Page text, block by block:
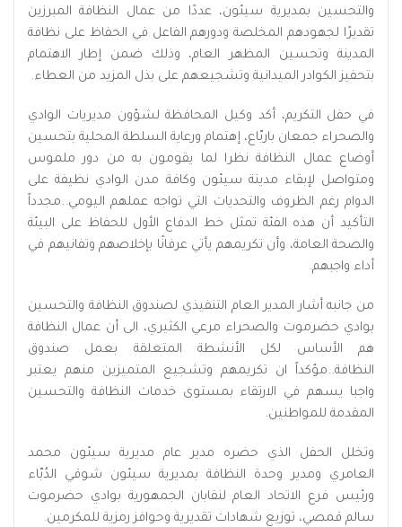
والتحسين بمديرية سيئون، عددًا من عمال النظافة المبرزين
تقديرًا لجهودهم المخلصة ودورهم الفاعل في الحفاظ على نظافة
المدينة وتحسين المظهر العام، وذلك ضمن إطار الاهتمام
بتحفيز الكوادر الميدانية وتشجيعهم على بذل المزيد من العطاء.
في حفل التكريم، أكد وكيل المحافظة لشؤون مديريات الوادي
والصحراء جمعان باربّاع، إهتمام ورعاية السلطة المحلية بتحسين
أوضاع عمال النظافة نظرا لما يقومون به من دور ملموس
ومتواصل لإبقاء مدينة سيئون وكافة مدن الوادي نظيفة على
الدوام رغم الظروف والتحديات التي تواجه عملهم اليومي..مجدداً
التأكيد أن هذه الفئة تمثل خط الدفاع الأول للحفاظ على البيئة
والصحة العامة، وأن تكريمهم يأتي عرفانًا بإخلاصهم وتفانيهم في
أداء واجبهم.
من جانبه أشار المدير العام التنفيذي لصندوق النظافة والتحسين
بوادي حضرموت والصحراء مرعي الكثيري، الى أن عمال النظافة
هم الأساس لكل الأنشطة المتعلقة بعمل صندوق
النظافة..مؤكداً ان تكريمهم وتشجيع المتميزين منهم يعتبر
واجبا يسهم في الارتقاء بمستوى خدمات النظافة والتحسين
المقدمة للمواطنين.
وتخلل الحفل الذي حضره مدير عام مديرية سيئون محمد
العامري ومدير وحدة النظافة بمديرية سيئون شوقي الدُبّاء
ورئيس فرع الاتحاد العام لنقابان الجمهورية بوادي حضرموت
سالم قمصي، توزيع شهادات تقديرية وحوافز رمزية للمكرمين.